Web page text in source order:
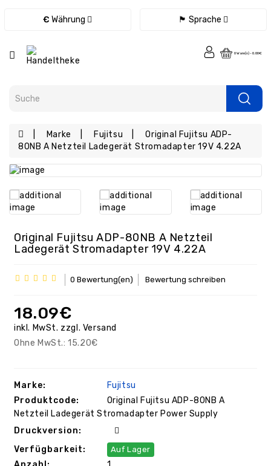
€ Währung 🏴 Sprache
Fernbedienungen
Netzteile
eBook
Ersatzteile
Tablet
Handy
Ersatzteile
Laptop
Ersatzteile
PC
Ersatzteile
0 Ware(n) - 0.00€
Marke Fujitsu
Original Fujitsu ADP-
80NB A Netzteil Ladegerät Stromadapter 19V 4.22A
Original Fujitsu ADP-80NB A Netzteil
Ladegerät Stromadapter 19V 4.22A
0 Bewertung(en) Bewertung schreiben
18.09€
inkl. MwSt. zzgl. Versand
Ohne MwSt.: 15.20€
Marke:
Fujitsu
Produktcode:
Original Fujitsu ADP-80NB A
Netzteil Ladegerät Stromadapter Power Supply
Druckversion:
Verfügbarkeit:
Auf Lager